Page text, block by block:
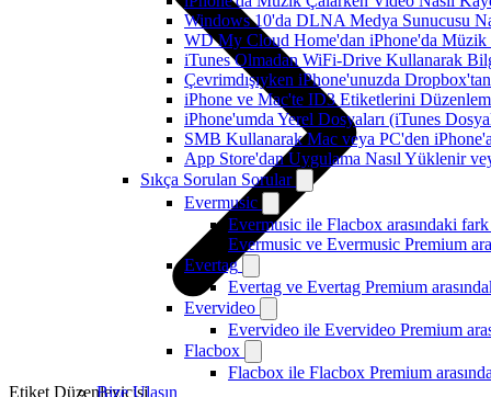
Windows 10'da DLNA Medya Sunucusu
WD My Cloud Home'dan iPhone'da Müzik
iTunes Olmadan WiFi-Drive Kullanarak
Çevrimdışıyken iPhone'unuzda
iPhone ve Mac'te ID3 Etiketlerini
iPhone'umda Yerel Dosyaları (iTunes
SMB Kullanarak Mac veya PC'den
App Store'dan Uygulama Nasıl Yüklenir
Sıkça Sorulan Sorular
Evermusic
Evermusic ile Flacbox arasındaki
Evermusic ve Evermusic Premium
Evertag
Evertag ve Evertag Premium
Evervideo
Evervideo ile Evervideo Premium
Flacbox
Flacbox ile Flacbox Premium
Bize Ulaşın
Etiket Düzenleyicisi